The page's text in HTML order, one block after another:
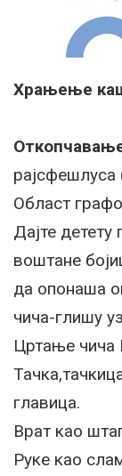
Храњење
рајсфешлуса
Област
Дајте
воштане
да опонаша
чича-глишу
Цртање чича
главица.
Врат као
Руке као